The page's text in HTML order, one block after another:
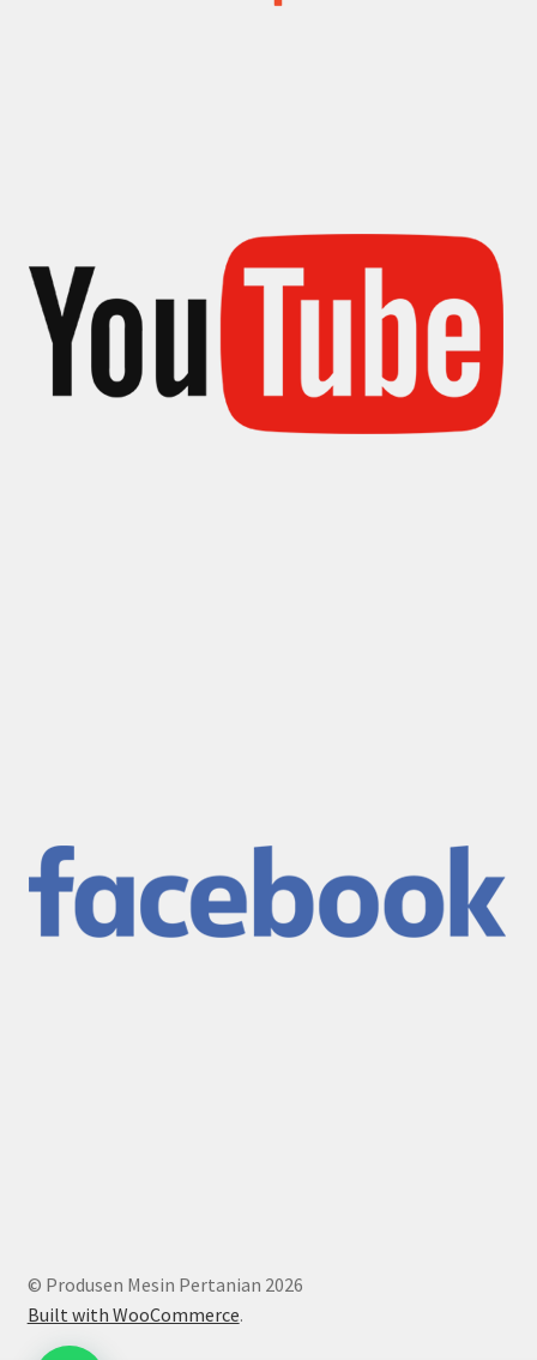
© Produsen Mesin Pertanian 2026
Built with WooCommerce.